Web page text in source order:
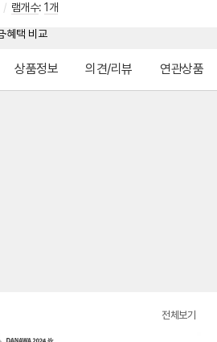
/ 램개수: 1개
상품정보 의견/리뷰 연관상품
전체보기